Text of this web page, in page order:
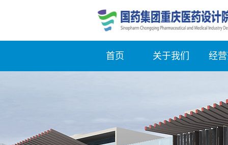
首页 关于我们 经